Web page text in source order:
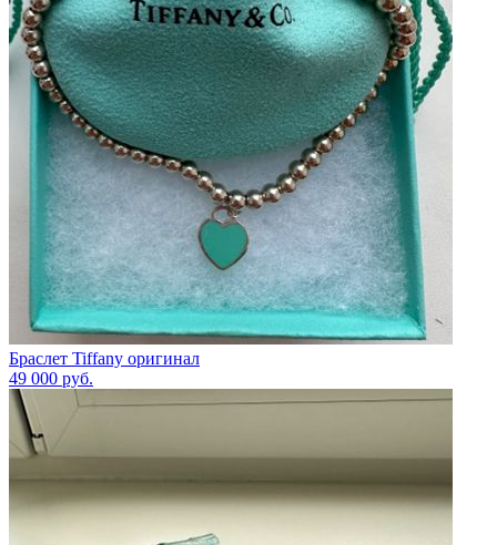
Браслет Tiffany оригинал
49 000 руб.